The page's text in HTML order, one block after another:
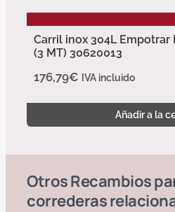
Carril inox 304L Empotrar
(3 MT) 30620013
176,79€ IVA incluido
Añadir a la
OtrosRecambios
correderas